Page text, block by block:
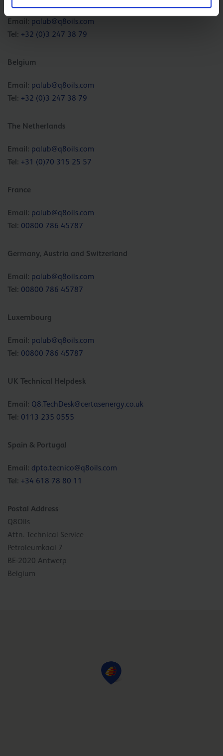
Email: palub@q8oils.com
Tel: +32 (0)3 247 38 79
Belgium
Email: palub@q8oils.com
Tel: +32 (0)3 247 38 79
The Netherlands
Email: palub@q8oils.com
Tel: +31 (0)70 315 25 57
France
Email: palub@q8oils.com
Tel: 00800 786 45787
Germany, Austria and Switzerland
Email: palub@q8oils.com
Tel: 00800 786 45787
Luxembourg
Email: palub@q8oils.com
Tel: 00800 786 45787
UK Technical Helpdesk
Email: Q8.TechDesk@certasenergy.co.uk
Tel: 0113 235 0555
Spain & Portugal
Email: dpto.tecnico@q8oils.com
Tel: +34 618 78 80 11
Postal Address
Q8Oils
Attn. Technical Service
Petroleumkaai 7
BE-2020 Antwerp
Belgium